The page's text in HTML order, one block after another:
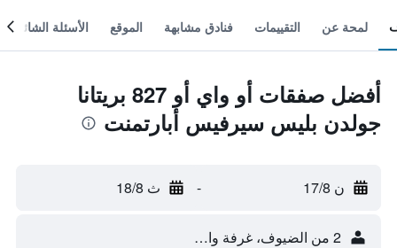
لمحة عن التقييمات فنادق مشابهة الموقع الأسئلة الشائعة
أفضل صفقات أو واي أو 827 بريتانا
جولدن بليس سيرفيس أبارتمنت
ن 17/8 - ث 18/8
2 من الضيوف، غرفة واحدة